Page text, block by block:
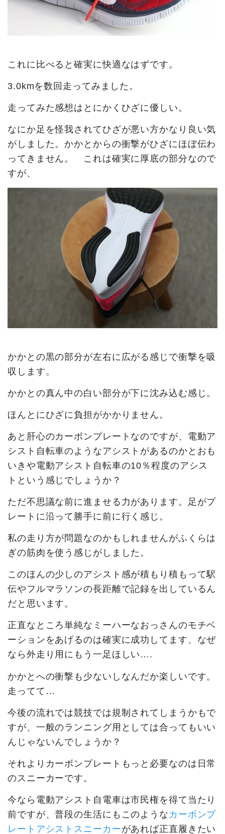
これに比べると確実に快適なはずです。
3.0kmを数回走ってみました。
走ってみた感想はとにかくひざに優しい。
なにか足を怪我されてひざが悪い方かなり良い気
がしました。かかとからの衝撃がひざにほぼ伝わ
ってきません。 これは確実に厚底の部分なので
すが、
かかとの黒の部分が左右に広がる感じで衝撃を吸
収します。
かかとの真ん中の白い部分が下に沈み込む感じ。
ほんとにひざに負担がかかりません。
あと肝心のカーボンプレートなのですが、電動ア
シスト自転車のようなアシストがあるのかとおも
いきや電動アシスト自転車の10％程度のアシス
トという感じでしょうか？
ただ不思議な前に進ませる力があります。足がプ
レートに沿って勝手に前に行く感じ。
私の走り方が問題なのかもしれませんがふくらは
ぎの筋肉を使う感じがしました。
このほんの少しのアシスト感が積もり積もって駅
伝やフルマラソンの長距離で記録を出しているん
だと思います。
正直なところ単純なミーハーなおっさんのモチベ
ーションをあげるのは確実に成功してます、なぜ
なら外走り用にもう一足ほしい….
かかとへの衝撃も少ないしなんだか楽しいです。
走ってて…
今後の流れでは競技では規制されてしまうかもで
すが、一般のランニング用としては合ってもいい
んじゃないんでしょうか？
それよりカーボンプレートもっと必要なのは日常
のスニーカーです。
今なら電動アシスト自電車は市民権を得て当たり
前ですが、普段の生活にもこのような カーボンプ
レートアシストスニーカーがあれば正直履きたい